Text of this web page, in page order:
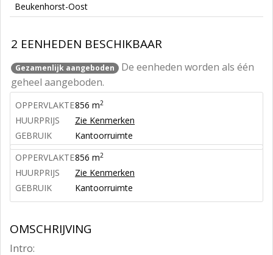
Beukenhorst-Oost
2 EENHEDEN BESCHIKBAAR
Gezamenlijk aangeboden
De eenheden worden als één
geheel aangeboden.
OPPERVLAKTE856 m2
HUURPRIJS
Zie Kenmerken
GEBRUIK
Kantoorruimte
OPPERVLAKTE856 m2
HUURPRIJS
Zie Kenmerken
GEBRUIK
Kantoorruimte
OMSCHRIJVING
Intro: